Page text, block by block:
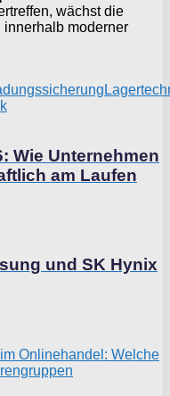
wächst die
moderner
Wie Unternehmen
am Laufen
und SK Hynix